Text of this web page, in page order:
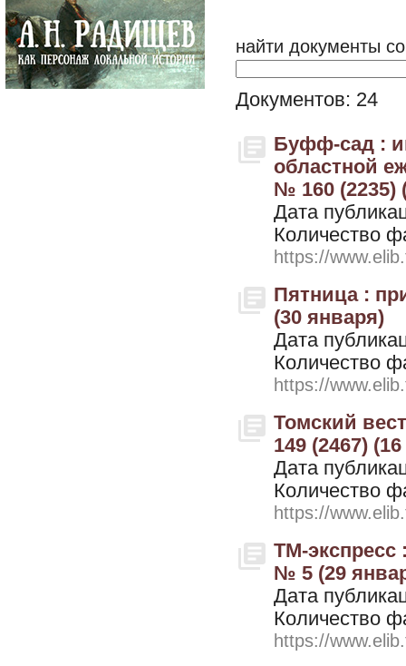
найти документы
Документов: 24
Буфф-сад :
областной
№ 160 (2235)
Дата
Количество
https://
Пятница :
(30 января)
Дата
Количество
https://
Томский
149 (2467) (16
Дата
Количество
https://
ТМ-экспресс
№ 5 (29
Дата
Количество
https://